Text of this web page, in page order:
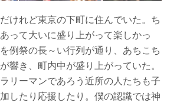
けれど東京の下町に住んでいた。ち
って大いに盛り上がって楽しかっ
例祭の長～い行列が通り、あちこち
響き、町内中が盛り上がっていた。
リーマンであろう近所の人たちも子
したり応援したり。僕の認識では神